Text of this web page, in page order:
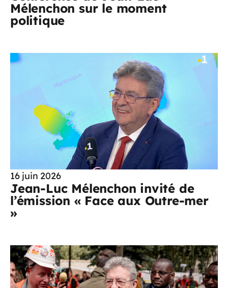
Mélenchon sur le moment
politique
16 juin 2026
Jean-Luc Mélenchon invité de
l’émission « Face aux Outre-mer
»